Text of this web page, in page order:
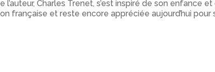
Charles Trenet, s’est inspiré de son enfance
française et reste encore appréciée aujourd’hui